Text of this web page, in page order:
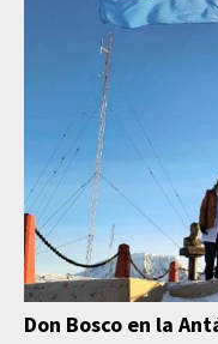
Don Bosco en la